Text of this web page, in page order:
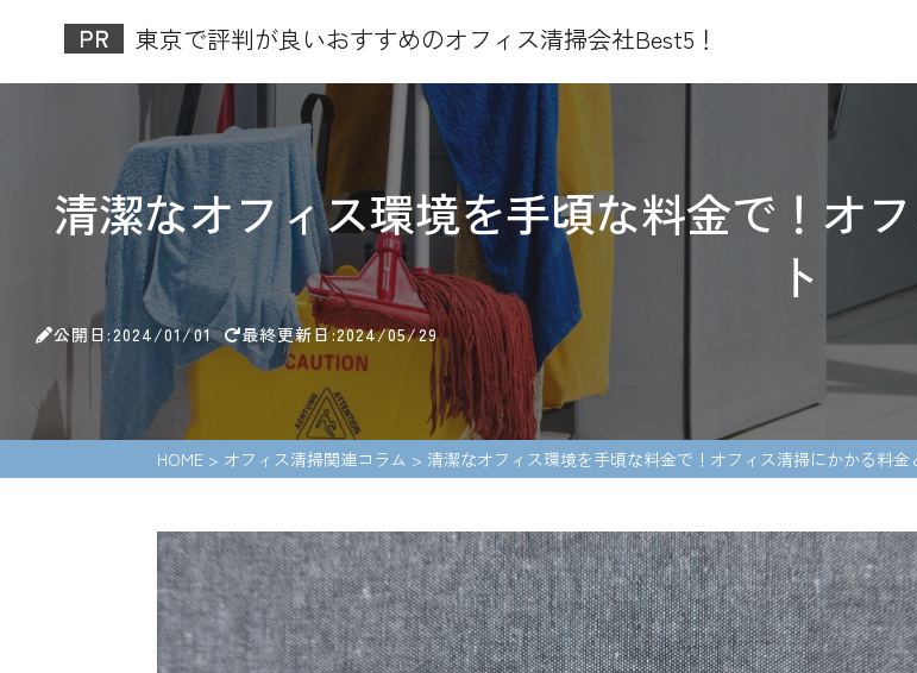
東京で評判が良いおすすめのオフィス清掃会社Best5！
清潔なオフィス環境を手頃な料金で！オ
ト
公開日:2024/01/01 最終更新日:2024/05/29
HOME > オフィス清掃関連コラム > 清潔なオフィス環境を手頃な料金で！オフィス清掃にかかる料金